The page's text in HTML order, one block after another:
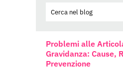
Problemi alle
Gravidanza: Cause,
Prevenzione